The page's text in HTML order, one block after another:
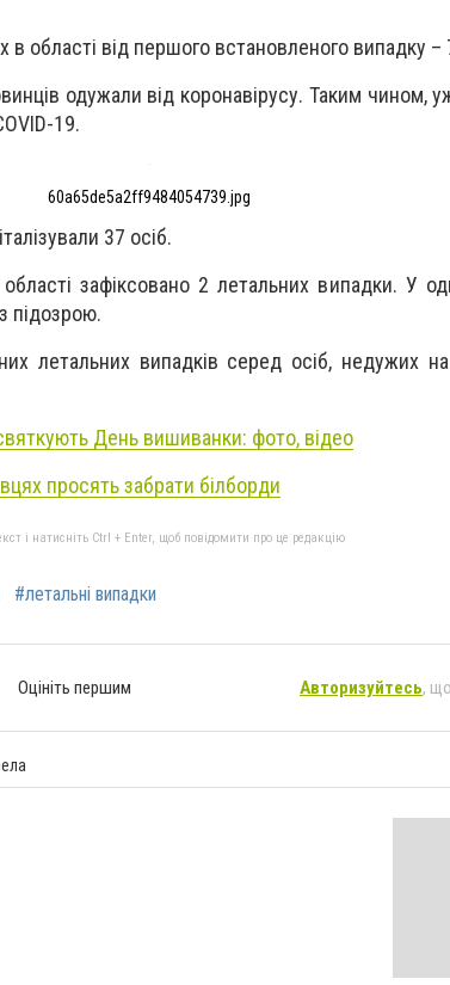
в області від першого встановленого випадку –
одужали від коронавірусу. Таким чином,
19.
60a65de5a2ff9484054739.jpg
37 осіб.
зафіксовано 2 летальних випадки. У
підозрою.
летальних випадків серед осіб, недужих
День вишиванки: фото, відео
просять забрати білборди
і натисніть Ctrl + Enter, щоб повідомити про це редакцію
#летальні випадки
Оцініть першим Авторизуйтесь,